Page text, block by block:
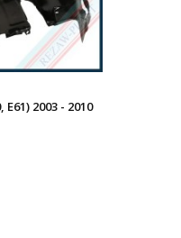
2003 - 2010